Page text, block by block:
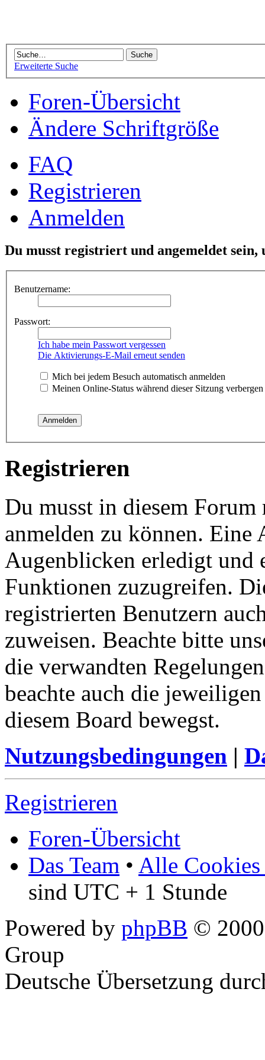
Erweiterte Suche
Foren-Übersicht
Ändere Schriftgröße
FAQ
Registrieren
Anmelden
Du musst registriert und angemeldet sein,
Benutzername:
Passwort:
Ich habe mein Passwort vergessen
Die Aktivierungs-E-Mail erneut senden
Mich bei jedem Besuch automatisch anmelden
Meinen Online-Status während dieser Sitzung verbergen
Registrieren
Du musst in diesem
anmelden zu können.
Augenblicken erledigt und
Funktionen zuzugreifen.
registrierten Benutzern
zuweisen. Beachte bitte
die verwandten
beachte auch die
diesem Board bewegst.
Nutzungsbedingungen |
Registrieren
Foren-Übersicht
Das Team • Alle Cookies
sind UTC + 1 Stunde
Powered by phpBB ©
Group
Deutsche Übersetzung